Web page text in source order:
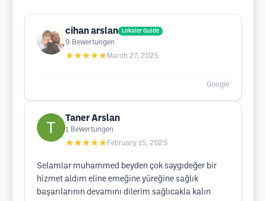
cihan arslan Lokaler Guide
9 Bewertungen
★★★★★ March 27, 2025
Google
Taner Arslan
1 Bewertungen
★★★★★ February 15, 2025
Selamlar muhammed beyden çok saygıdeğer bir
hizmet aldım eline emeğine yüreğine sağlık
başarılarının devamını dilerim sağlıcakla kalın